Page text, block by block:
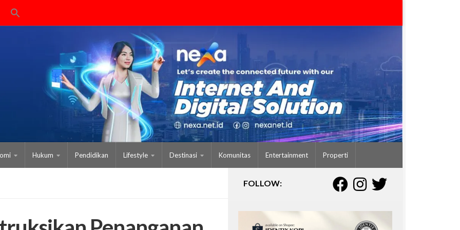
Hukum Pendidikan Lifestyle Destinasi Komunitas Entertainment Properti
FOLLOW: